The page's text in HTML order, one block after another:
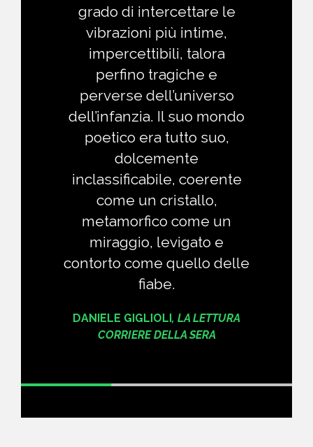
grado di intercettare le
vibrazioni più intime,
impercettibili, talora
perfino tragiche e
perverse dell’universo
dell’infanzia. Il suo mondo
poetico era tutto suo,
dolcemente
inclassificabile, coerente
come un cristallo,
metamorfico come un
miraggio, levigato e
contorto come quello delle
fiabe.
DANIELE GIGLIOLI, LA LETTURA
CORRIERE DELLA SERA